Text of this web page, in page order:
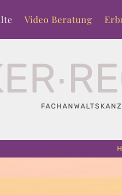
Video Beratung